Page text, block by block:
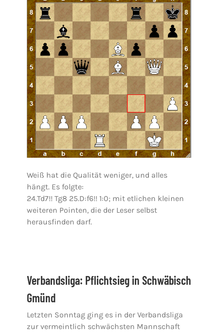
Weiß hat die Qualität weniger, und alles
hängt. Es folgte:
24.Td7!! Tg8 25.D:f6!! 1:0; mit etlichen kleinen
weiteren Pointen, die der Leser selbst
herausfinden darf.
Verbandsliga: Pflichtsieg in Schwäbisch
Gmünd
Letzten Sonntag ging es in der Verbandsliga
zur vermeintlich schwächsten Mannschaft